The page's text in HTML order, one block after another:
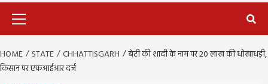
HOME STATE CHHATTISGARH
बेटी की शादी के नाम पर 20 लाख की धोखाधड़ी,
किसान पर एफआईआर दर्ज